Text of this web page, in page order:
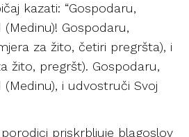
kazati: “Gospodaru,
Gospodaru,
za žito, četiri pregršta), i
žito, pregršt). Gospodaru,
i udvostruči Svoj
priskrbljuje blagoslov